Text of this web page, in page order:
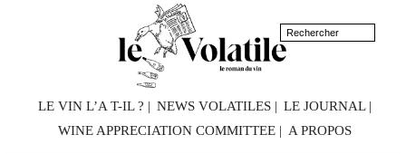
LE VIN L’A T-IL ? NEWS VOLATILES
LE JOURNAL
WINE APPRECIATION COMMITTEE
A PROPOS